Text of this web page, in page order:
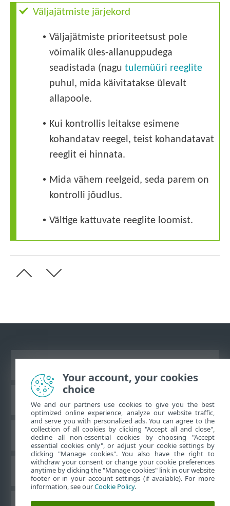
Väljajätmiste järjekord
• Väljajätmiste prioriteetsust pole
võimalik üles-allanuppudega
seadistada (nagutulemüüri reeglite
puhul, mida käivitatakse ülevalt
allapoole.
• Kui kontrollis leitakse esimene
kohandatav reegel, teist kohandatavat
reeglit ei hinnata.
• Mida vähem reelgeid, seda parem on
kontrolli jõudlus.
• Vältige kattuvate reeglite loomist.
ESET teadmistebaas
ESET-i foorum
Piirkondlik tugi
Your account, your cookies
choice
We and our partners use cookies to give you the best
optimized online experience, analyze our website traffic,
and serve you with personalized ads. You can agree to the
collection of all cookies by clicking "Accept all and close",
decline all non-essential cookies by choosing "Accept
essential cookies only", or adjust your cookie settings by
clicking "Manage cookies". You also have the right to
withdraw your consent or change your cookie preferences
anytime by clicking the "Manage cookies" link in our website
footer or in your account settings (if available). For more
information, see ourCookie Policy.